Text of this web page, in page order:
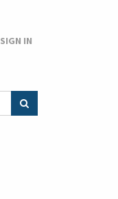
SIGN IN